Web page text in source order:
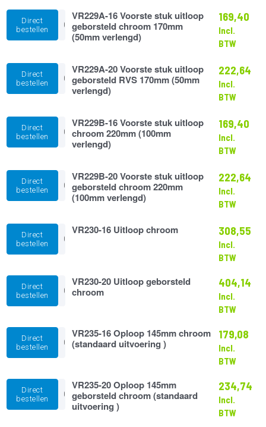
aantal
120
mm
(standaard
uitvoering)
Chroom
aantal
Direct
bestellen
VR229A-
16
Voorste
stuk
geborsteld
chroom
170mm
aantal
VR229A-16 Voorste stuk uitloop
geborsteld chroom 170mm
(50mm verlengd)
169,40
Incl.
BTW
Direct
bestellen
VR229A-
20
Voorste
geborsteld
RVS
170mm
aantal
VR229A-20 Voorste stuk uitloop
geborsteld RVS 170mm (50mm
verlengd)
222,64
Incl.
BTW
Direct
bestellen
VR229B-
16
Voorste
chroom
220mm
(100mm
verlengd)
VR229B-16 Voorste stuk uitloop
chroom 220mm (100mm
verlengd)
169,40
Incl.
BTW
Direct
bestellen
VR229B-
20
Voorste
stuk
geborsteld
chroom
220mm
aantal
VR229B-20 Voorste stuk uitloop
geborsteld chroom 220mm
(100mm verlengd)
222,64
Incl.
BTW
Direct
bestellen
VR230-
16
Uitloop
VR230-16 Uitloop chroom 308,55
Incl.
BTW
Direct
bestellen
VR230-
20
Uitloop
aantal
VR230-20 Uitloop geborsteld
chroom
404,14
Incl.
BTW
Direct
bestellen
VR235-
16
Oploop
(standaard
uitvoering
)
VR235-16 Oploop 145mm chroom
(standaard uitvoering )
179,08
Incl.
BTW
Direct
bestellen
VR235-
20
Oploop
VR235-20 Oploop 145mm
geborsteld chroom (standaard
uitvoering )
234,74
Incl.
BTW